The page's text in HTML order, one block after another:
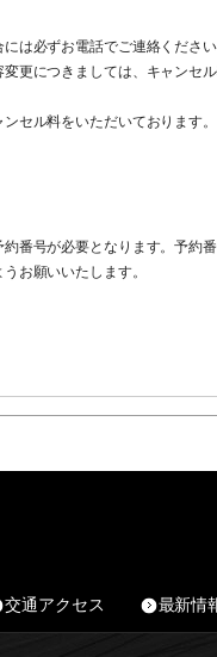
は必ずお電話でご連絡ください
更につきましては、キャンセ
セル料をいただいております。
番号が必要となります。予約
お願いいたします。
交通アクセス 最新情